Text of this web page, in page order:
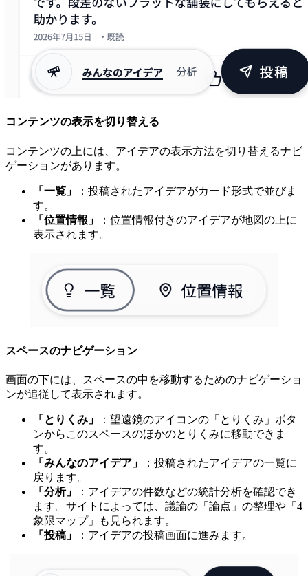
コンテンツの表示を切り替える
コンテンツの上には、アイデアの表示方法を切り替えるナビ
ゲーションがあります。
「一覧」
：投稿されたアイデアがカード形式で並びま
す。
「位置情報」
：位置情報付きのアイデアが地図の上に
表示されます。
スペースのナビゲーション
画面の下には、スペースの中を移動するためのナビゲーショ
ンが追従して表示されます。
「とりくみ」
：望遠鏡のアイコンの「とりくみ」ボタ
ンからこのスペースのほかのとりくみに移動できま
す。
「みんなのアイデア」
：投稿されたアイデアの一覧に
戻ります。
「分析」
：アイデアの件数などの統計分析を確認でき
ます。サイトによっては、議論の「論点」の整理や「4
象限マップ」も見られます。
「投稿」
：アイデアの投稿画面に進みます。